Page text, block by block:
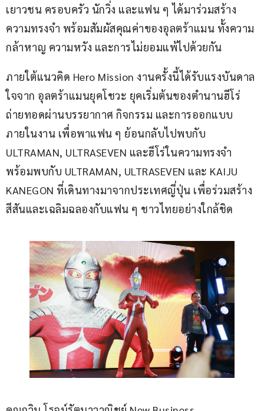
เยาวชน ครอบครัว นักวิ่ง และแฟน ๆ ได้มาร่วมสร้าง
ความทรงจำ พร้อมสัมผัสคุณค่าของอุลตร้าแมน ทั้งความ
กล้าหาญ ความหวัง และการไม่ยอมแพ้ไปด้วยกัน
ภายใต้แนวคิด Hero Mission งานครั้งนี้ได้รับแรงบันดาล
ใจจาก อุลตร้าแมนยุคโชวะ ยุคเริ่มต้นของตำนานฮีโร่
ถ่ายทอดผ่านบรรยากาศ กิจกรรม และการออกแบบ
ภายในงาน เพื่อพาแฟน ๆ ย้อนกลับไปพบกับ
ULTRAMAN, ULTRASEVEN และฮีโร่ในความทรงจำ
พร้อมพบกับ ULTRAMAN, ULTRASEVEN และ KAIJU
KANEGON ที่เดินทางมาจากประเทศญี่ปุ่น เพื่อร่วมสร้าง
สีสันและเฉลิมฉลองกับแฟน ๆ ชาวไทยอย่างใกล้ชิด